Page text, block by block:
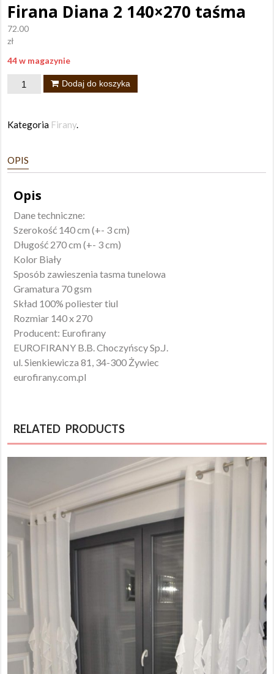
Firana Diana 2 140×270 taśma
72.00
zł
44 w magazynie
ilość
2
taśma
Dodaj do koszyka
Kategoria Firany.
OPIS
Opis
Dane techniczne:
Szerokość 140 cm (+- 3 cm)
Długość 270 cm (+- 3 cm)
Kolor Biały
Sposób zawieszenia tasma tunelowa
Gramatura 70 gsm
Skład 100% poliester tiul
Rozmiar 140 x 270
Producent: Eurofirany
EUROFIRANY B.B. Choczyńscy Sp.J.
ul. Sienkiewicza 81, 34-300 Żywiec
eurofirany.com.pl
RELATED PRODUCTS